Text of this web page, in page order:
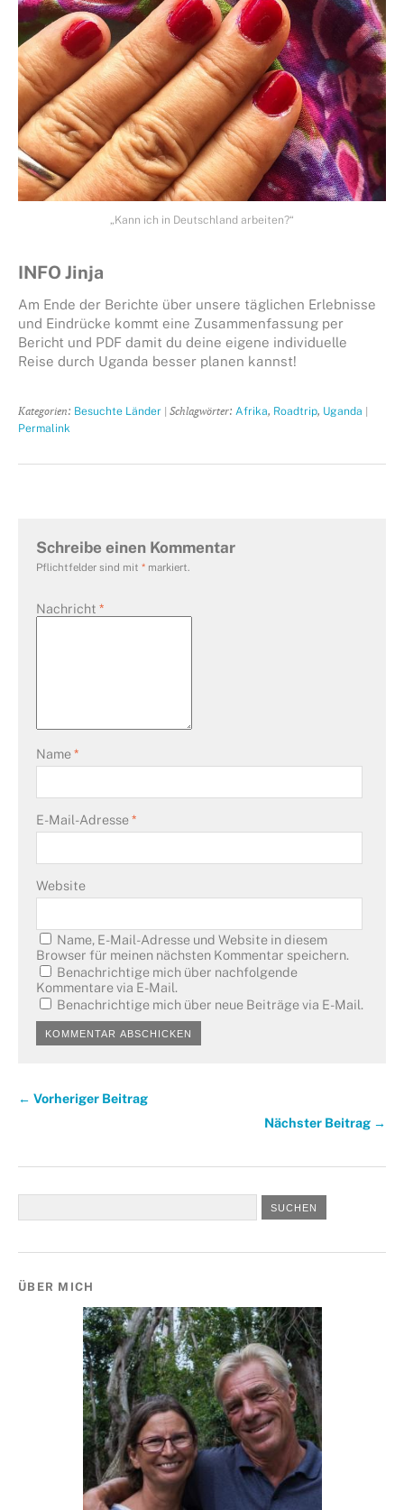
„Kann ich in Deutschland arbeiten?“
INFO Jinja
Am Ende der Berichte über unsere täglichen Erlebnisse
und Eindrücke kommt eine Zusammenfassung per
Bericht und PDF damit du deine eigene individuelle
Reise durch Uganda besser planen kannst!
Kategorien: Besuchte Länder | Schlagwörter: Afrika, Roadtrip, Uganda |
Permalink
Schreibe einen Kommentar
Pflichtfelder sind mit * markiert.
Nachricht *
Name*
E-Mail-Adresse*
Website
Name, E-Mail-Adresse und Website in diesem
Browser für meinen nächsten Kommentar speichern.
Benachrichtige mich über nachfolgende
Kommentare via E-Mail.
Benachrichtige mich über neue Beiträge via E-Mail.
← Vorheriger Beitrag
Nächster Beitrag →
ÜBER MICH